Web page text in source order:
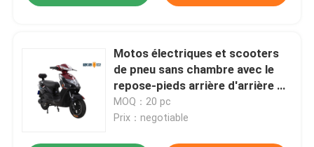
Demandez une citation
Scooter broyé du noir électrique
Motos électriques et scooters
de pneu sans chambre avec le
repose-pieds arrière d'arrière de
boîte
MOQ：20 pc
Prix：negotiable